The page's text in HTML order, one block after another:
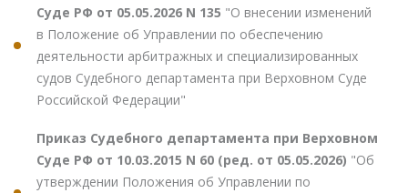
Суде РФ от 05.05.2026 N 135 "О внесении изменений
в Положение об Управлении по обеспечению
деятельности арбитражных и специализированных
судов Судебного департамента при Верховном Суде
Российской Федерации"
Приказ Судебного департамента при Верховном
Суде РФ от 10.03.2015 N 60 (ред. от 05.05.2026) "Об
утверждении Положения об Управлении по